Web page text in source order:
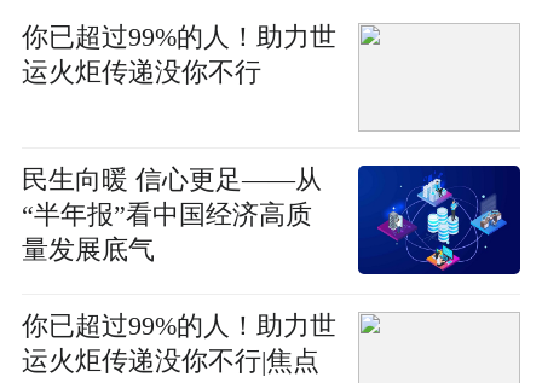
你已超过99%的人！助力世
运火炬传递没你不行
民生向暖 信心更足——从
“半年报”看中国经济高质
量发展底气
你已超过99%的人！助力世
运火炬传递没你不行|焦点